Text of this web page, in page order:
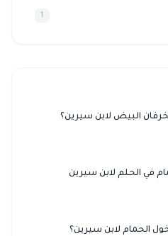
1
البيض لابن سيرين؟
في الحلم لابن سيرين
الحمام لابن سيرين؟